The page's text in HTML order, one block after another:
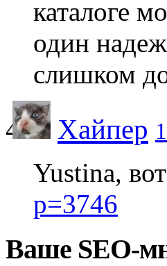
каталоге
один
слишком
Хайпер
Yustina,
p=3746
Ваше SEO-